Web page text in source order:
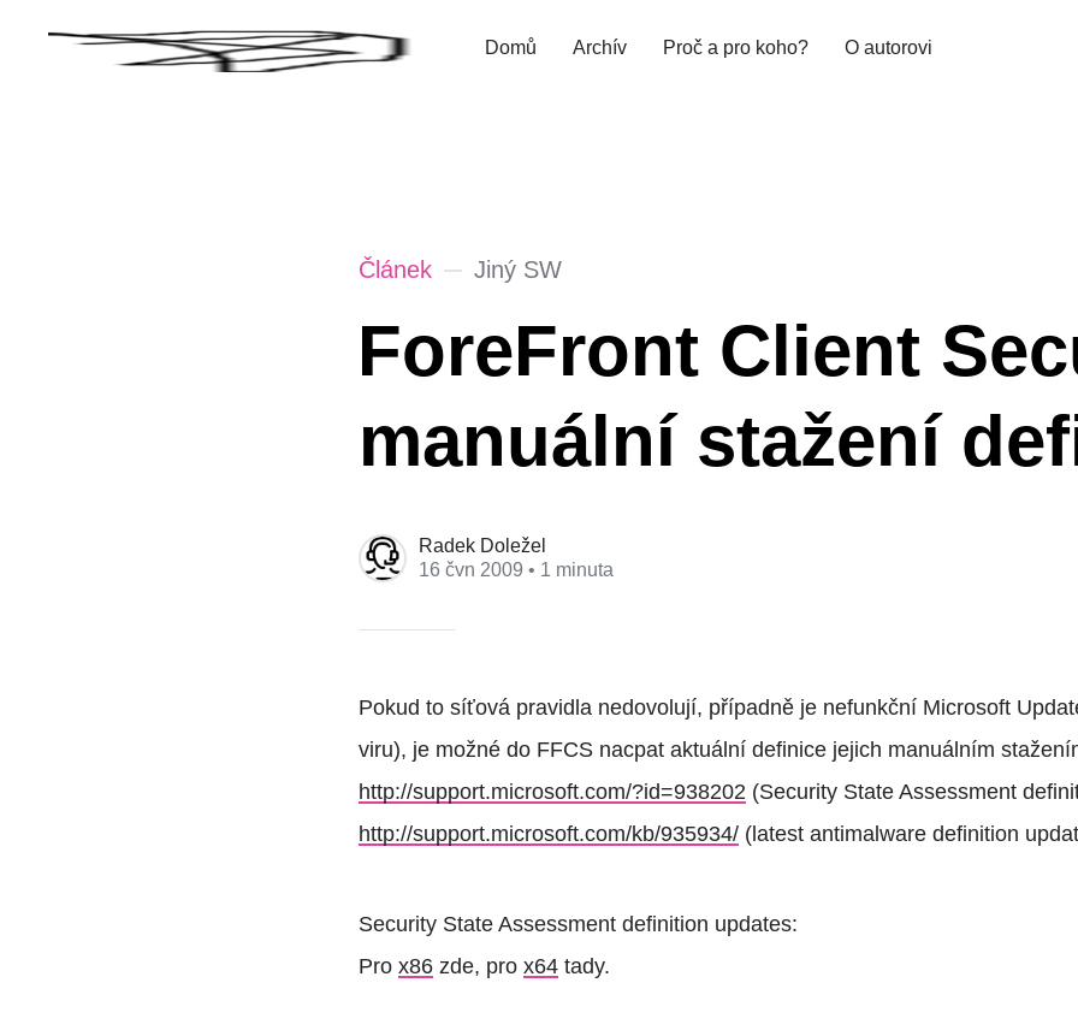
Domů Archív Proč a pro koho? O autorovi
Článek Jiný SW
ForeFront Client
manuální stažení
Radek Doležel
16 čvn 2009 • 1 minuta
Pokud to síťová pravidla nedovolují, případně je nefunkční Microsoft
viru), je možné do FFCS nacpat aktuální definice jejich manuálním
http://support.microsoft.com/?id=938202 (Security State Assessment
http://support.microsoft.com/kb/935934/ (latest antimalware definition
Security State Assessment definition updates:
Prox86 zde, prox64 tady.